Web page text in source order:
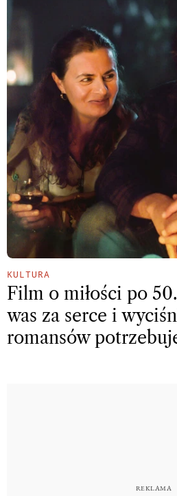
KULTURA
Film o miłości po
was za serce i
romansów